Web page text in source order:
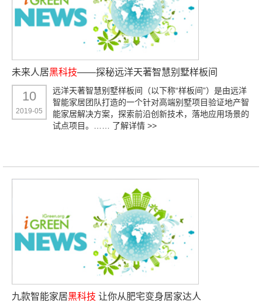
未来人居黑科技——探秘远洋天著智慧别墅样板间
10
2019-05
远洋天著智慧别墅样板间（以下称“样板间”）是由远洋
智能家居团队打造的一个针对高端别墅项目验证地产智
能家居解决方案，探索前沿创新技术，落地应用场景的
试点项目。…… 了解详情 >>
九款智能家居黑科技 让你从肥宅变身居家达人